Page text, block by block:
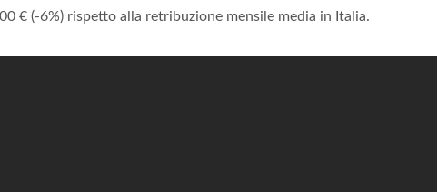
€ (-6%) rispetto alla retribuzione mensile media in Italia.